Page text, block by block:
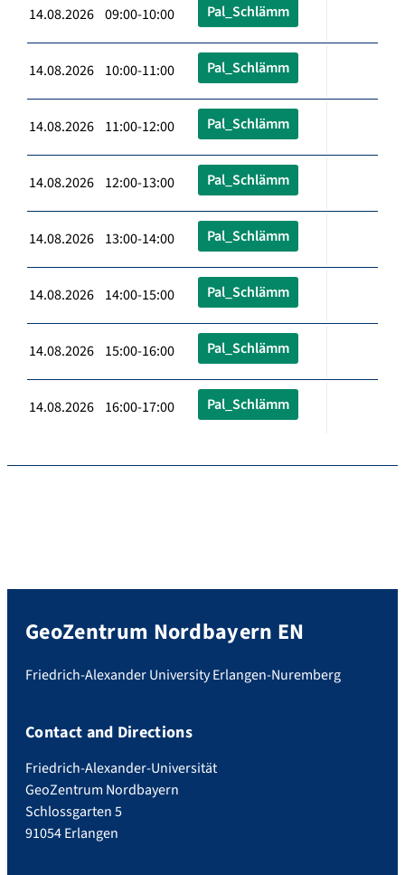
14.08.2026 09:00-10:00 Pal_Schlämm
14.08.2026 10:00-11:00 Pal_Schlämm
14.08.2026 11:00-12:00 Pal_Schlämm
14.08.2026 12:00-13:00 Pal_Schlämm
14.08.2026 13:00-14:00 Pal_Schlämm
14.08.2026 14:00-15:00 Pal_Schlämm
14.08.2026 15:00-16:00 Pal_Schlämm
14.08.2026 16:00-17:00 Pal_Schlämm
GeoZentrum Nordbayern EN
Friedrich-Alexander University Erlangen-Nuremberg
Contact and Directions
Friedrich-Alexander-Universität
GeoZentrum Nordbayern
Schlossgarten 5
91054 Erlangen